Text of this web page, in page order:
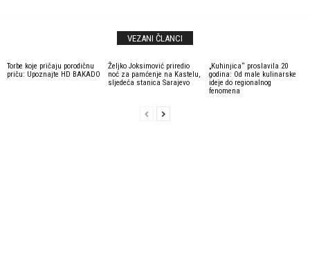
VEZANI ČLANCI
Torbe koje pričaju porodičnu
priču: Upoznajte HD BAKADO
Željko Joksimović priredio
noć za pamćenje na Kastelu,
sljedeća stanica Sarajevo
„Kuhinjica“ proslavila 20
godina: Od male kulinarske
ideje do regionalnog
fenomena